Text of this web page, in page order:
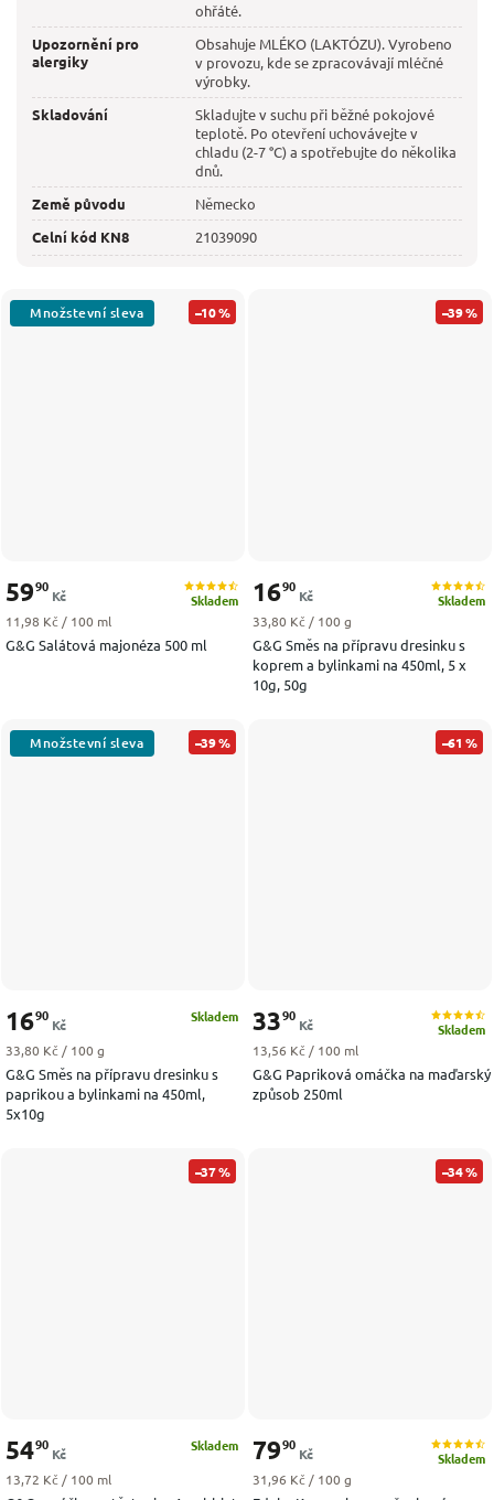
ohřáté.
Upozornění pro
alergiky
Obsahuje MLÉKO (LAKTÓZU). Vyrobeno
v provozu, kde se zpracovávají mléčné
výrobky.
Skladování
Skladujte v suchu při běžné pokojové
teplotě. Po otevření uchovávejte v
chladu (2-7 °C) a spotřebujte do několika
dnů.
Země původu
Německo
Celní kód KN8
21039090
–10 %
G&G Salátová majonéza 500 ml
Skladem
5990
Kč
Měrná cena:
11,98 Kč / 100 ml
–39 %
G&G Směs na přípravu dresinku s
koprem a bylinkami na 450ml, 5 x
10g, 50g
Skladem
1690
Kč
Měrná cena:
33,80 Kč / 100 g
–39 %
G&G Směs na přípravu dresinku s
paprikou a bylinkami na 450ml,
5x10g
Skladem
1690
Kč
Měrná cena:
33,80 Kč / 100 g
–61 %
G&G Papriková omáčka na maďarský
způsob 250ml
Skladem
3390
Kč
Měrná cena:
13,56 Kč / 100 ml
–37 %
Skladem
5490
Kč
Měrná cena:
13,72 Kč / 100 ml
–34 %
Skladem
7990
Kč
Měrná cena:
31,96 Kč / 100 g